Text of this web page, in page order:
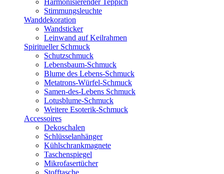
Harmonisierender Teppich
Stimmungsleuchte
Wanddekoration
Wandsticker
Leinwand auf Keilrahmen
Spiritueller Schmuck
Schutzschmuck
Lebensbaum-Schmuck
Blume des Lebens-Schmuck
Metatrons-Würfel-Schmuck
Samen-des-Lebens Schmuck
Lotusblume-Schmuck
Weitere Esoterik-Schmuck
Accessoires
Dekoschalen
Schlüsselanhänger
Kühlschrankmagnete
Taschenspiegel
Mikrofasertücher
Stofftasche